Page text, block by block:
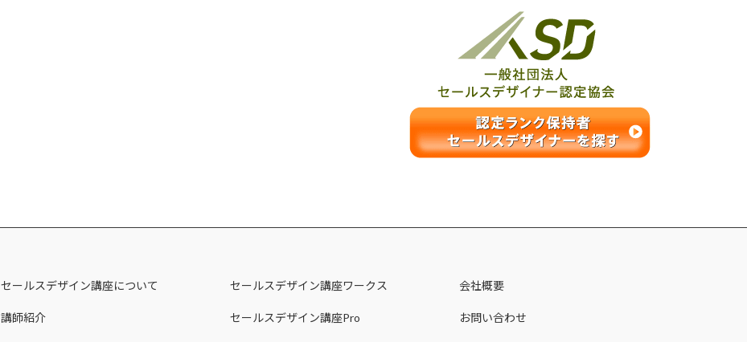
セールスデザイン講座について
講師紹介
セールスデザイン講座ワークス
セールスデザイン講座Pro
会社概要
お問い合わせ